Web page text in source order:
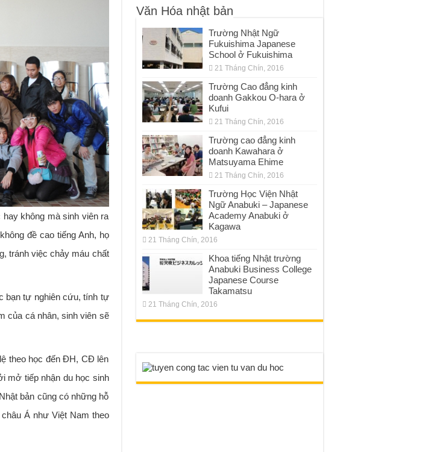
không mà sinh viên ra
đề cao tiếng Anh, họ
tránh việc chảy máu chất
bạn tự nghiên cứu, tính tự
của cá nhân, sinh viên sẽ
theo học đến ĐH, CĐ lên
mở tiếp nhận du học sinh
bản cũng có những hỗ
Á như Việt Nam theo
Văn Hóa nhật bản
Trường Nhật Ngữ
Fukuishima Japanese
School ở Fukuishima
21 Tháng Chín, 2016
Trường Cao đẳng kinh
doanh Gakkou O-hara ở
Kufui
21 Tháng Chín, 2016
Trường cao đẳng kinh
doanh Kawahara ở
Matsuyama Ehime
21 Tháng Chín, 2016
Trường Học Viện Nhật
Ngữ Anabuki – Japanese
Academy Anabuki ở
Kagawa
21 Tháng Chín, 2016
Khoa tiếng Nhật trường
Anabuki Business College
Japanese Course
Takamatsu
21 Tháng Chín, 2016